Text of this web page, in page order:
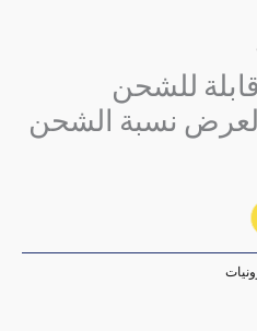
مكينة حلاقة VGR قابلة للشحن
لعرض نسبة الشحن